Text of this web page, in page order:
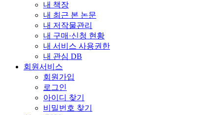
내 책장
내 최근 본 논문
내 저작물관리
내 구매·신청 현황
내 서비스 사용권한
내 관심 DB
회원서비스
회원가입
로그인
아이디 찾기
비밀번호 찾기